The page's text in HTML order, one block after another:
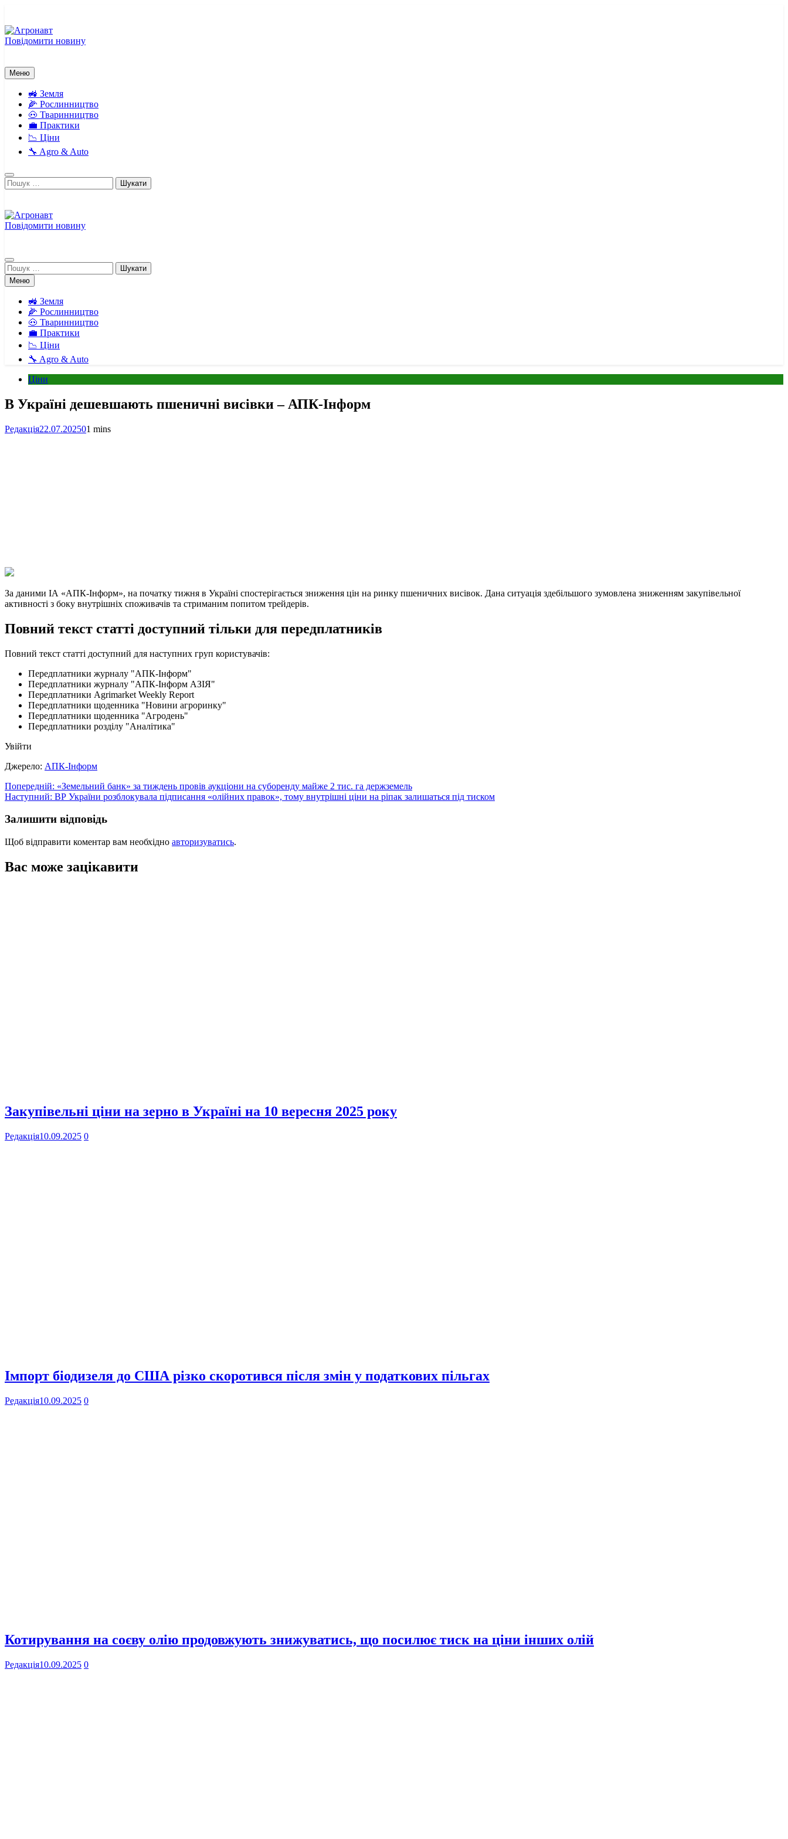
вмісту
Повідомити новину
Меню
🚜 Земля
🌽 Рослинництво
🐽 Тваринництво
💼 Практики
📉 Ціни
🔧 Agro & Auto
Пошук:
Повідомити новину
Пошук:
Меню
🚜 Земля
🌽 Рослинництво
🐽 Тваринництво
💼 Практики
📉 Ціни
🔧 Agro & Auto
Ціни
В Україні дешевшають пшеничні висівки – АПК-Інформ
Редакція22.07.202501 mins
Link
Print
За даними ІА «АПК-Інформ», на початку тижня в Україні спостерігається зниження цін на ринку пшеничних висівок. Дана ситуація здебільшого зумовлена зниженням закупівельної
активності з боку внутрішніх споживачів та стриманим попитом трейдерів.
Повний текст статті доступний тільки для передплатників
Повний текст статті доступний для наступних груп користувачів:
Передплатники журналу "АПК-Інформ"
Передплатники журналу "АПК-Інформ АЗІЯ"
Передплатники Agrimarket Weekly Report
Передплатники щоденника "Новини агроринку"
Передплатники щоденника "Агродень"
Передплатники розділу "Аналітика"
Увійти
Джерело: АПК-Інформ
Навігація
записів
Попередній: «Земельний банк» за тиждень провів аукціони на суборенду майже 2 тис. га держземель
Наступний: ВР України розблокувала підписання «олійних правок», тому внутрішні ціни на ріпак залишаться під тиском
Залишити відповідь
Щоб відправити коментар вам необхідно авторизуватись.
Вас може зацікавити
Закупівельні ціни на зерно в Україні на 10 вересня 2025 року
Редакція10.09.2025 0
Імпорт біодизеля до США різко скоротився після змін у податкових пільгах
Редакція10.09.2025 0
Котирування на соєву олію продовжують знижуватись, що посилює тиск на ціни інших олій
Редакція10.09.2025 0